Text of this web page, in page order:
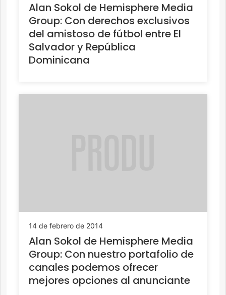
Alan Sokol de Hemisphere Media
Group: Con derechos exclusivos
del amistoso de fútbol entre El
Salvador y República
Dominicana
14 de febrero de 2014
Alan Sokol de Hemisphere Media
Group: Con nuestro portafolio de
canales podemos ofrecer
mejores opciones al anunciante